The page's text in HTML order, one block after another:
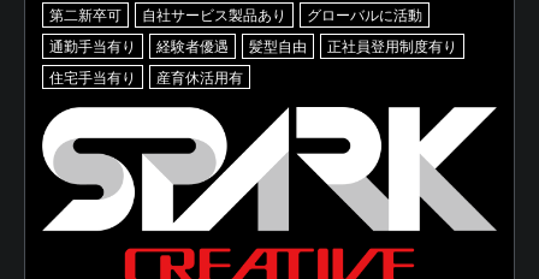
第二新卒可
自社サービス製品あり
グローバルに活動
通勤手当有り
経験者優遇 髪型自由
正社員登用制度有り
住宅手当有り
産育休活用有